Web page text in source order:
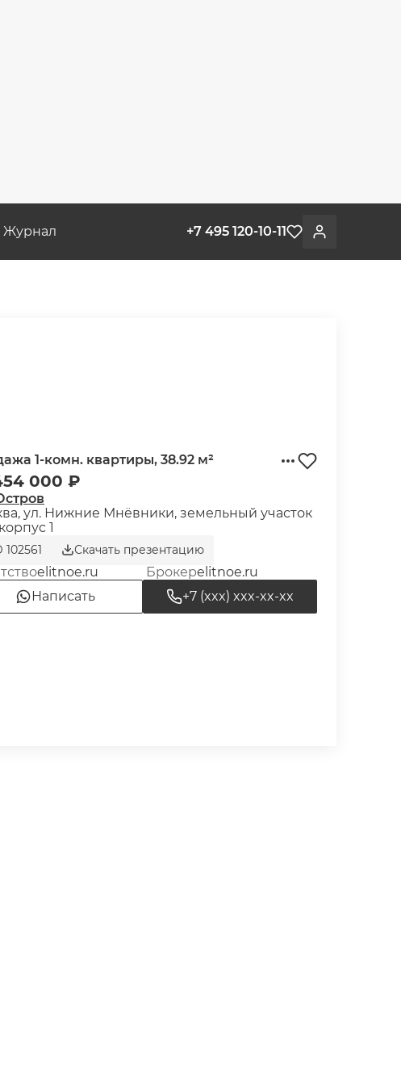
Журнал
Войти
Избранное
+7 495 120-10-11
1-комн. квартиры, 38.92 м²
000 ₽
ул. Нижние Мнёвники, земельный участок
1
102561 Скачать презентацию
elitnoe.ru Брокерelitnoe.ru
Написать
+7 (xxx) xxx-xx-xx